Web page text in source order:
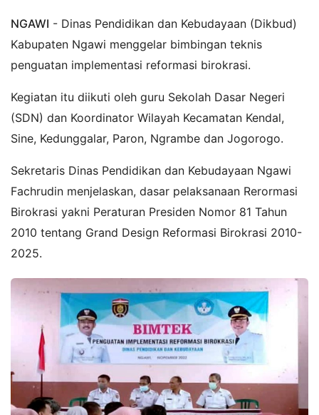
NGAWI - Dinas Pendidikan dan Kebudayaan (Dikbud)
Kabupaten Ngawi menggelar bimbingan teknis
penguatan implementasi reformasi birokrasi.
Kegiatan itu diikuti oleh guru Sekolah Dasar Negeri
(SDN) dan Koordinator Wilayah Kecamatan Kendal,
Sine, Kedunggalar, Paron, Ngrambe dan Jogorogo.
Sekretaris Dinas Pendidikan dan Kebudayaan Ngawi
Fachrudin menjelaskan, dasar pelaksanaan Rerormasi
Birokrasi yakni Peraturan Presiden Nomor 81 Tahun
2010 tentang Grand Design Reformasi Birokrasi 2010-
2025.